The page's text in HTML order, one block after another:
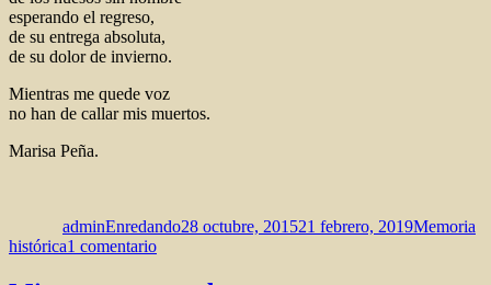
esperando el regreso,
de su entrega absoluta,
de su dolor de invierno.
Mientras me quede voz
no han de callar mis muertos.
Marisa Peña.
adminEnredando28 octubre, 201521 febrero, 2019Memoria
histórica1 comentarioen